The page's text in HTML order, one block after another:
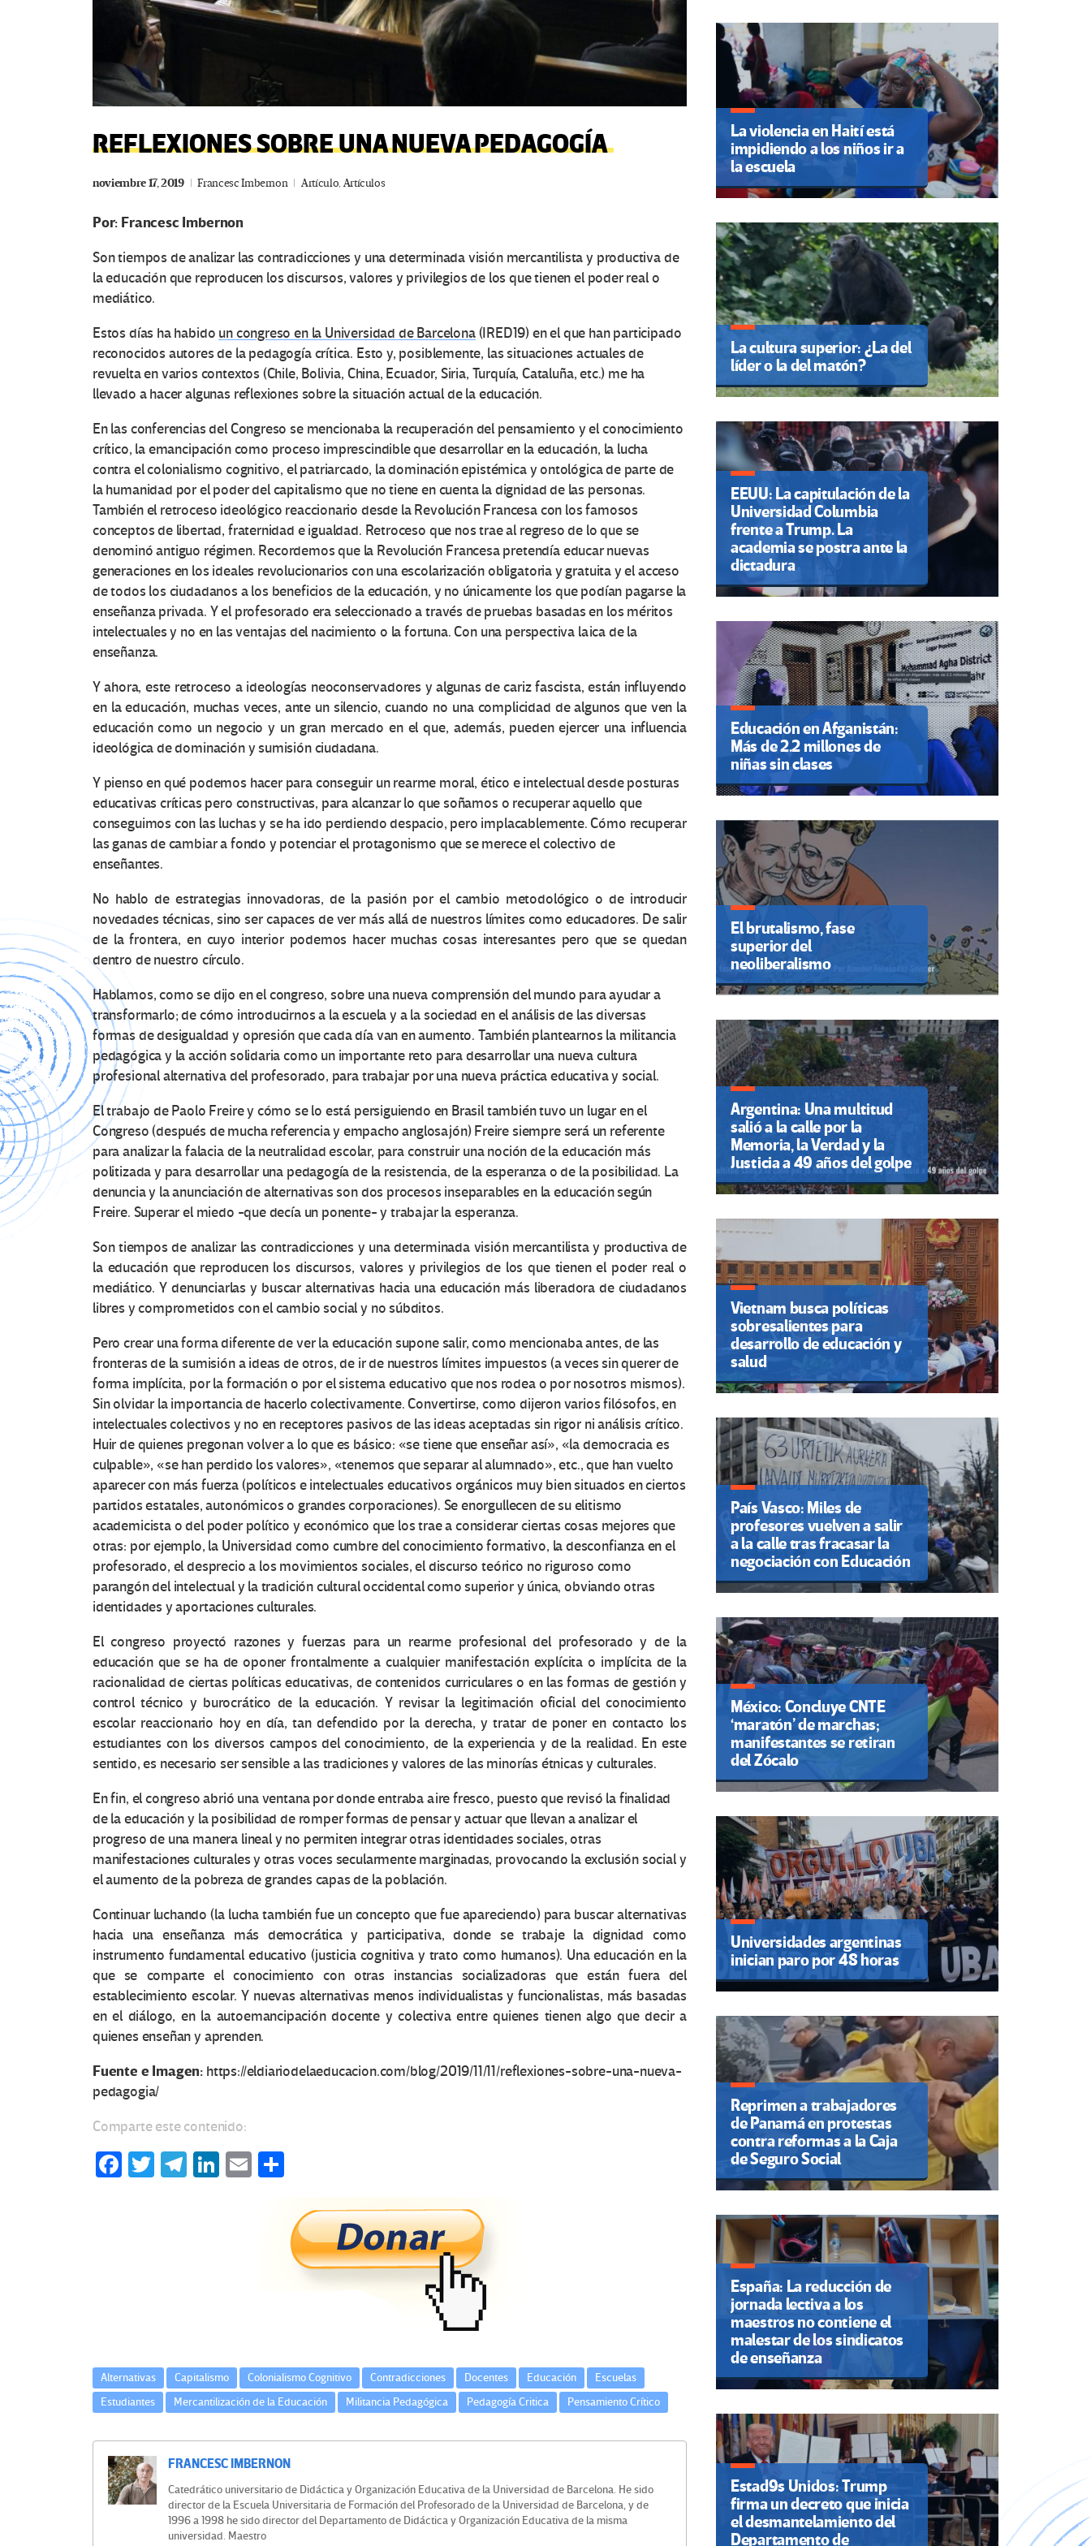
REFLEXIONES SOBRE UNA NUEVA PEDAGOGÍA
noviembre 17, 2019 Francesc Imbernon Artículo,Artículos
Por: Francesc Imbernon
Son tiempos de analizar las contradicciones y una determinada visión mercantilista y productiva de
la educación que reproducen los discursos, valores y privilegios de los que tienen el poder real o
mediático.
Estos días ha habido un congreso en la Universidad de Barcelona(IRED19) en el que han participado
reconocidos autores de la pedagogía crítica. Esto y, posiblemente, las situaciones actuales de
revuelta en varios contextos (Chile, Bolivia, China, Ecuador, Siria, Turquía, Cataluña, etc.) me ha
llevado a hacer algunas reflexiones sobre la situación actual de la educación.
En las conferencias del Congreso se mencionaba la recuperación del pensamiento y el conocimiento
crítico, la emancipación como proceso imprescindible que desarrollar en la educación, la lucha
contra el colonialismo cognitivo, el patriarcado, la dominación epistémica y ontológica de parte de
la humanidad por el poder del capitalismo que no tiene en cuenta la dignidad de las personas.
También el retroceso ideológico reaccionario desde la Revolución Francesa con los famosos
conceptos de libertad, fraternidad e igualdad. Retroceso que nos trae al regreso de lo que se
denominó antiguo régimen. Recordemos que la Revolución Francesa pretendía educar nuevas
generaciones en los ideales revolucionarios con una escolarización obligatoria y gratuita y el acceso
de todos los ciudadanos a los beneficios de la educación, y no únicamente los que podían pagarse la
enseñanza privada. Y el profesorado era seleccionado a través de pruebas basadas en los méritos
intelectuales y no en las ventajas del nacimiento o la fortuna. Con una perspectiva laica de la
enseñanza.
Y ahora, este retroceso a ideologías neoconservadores y algunas de cariz fascista, están influyendo
en la educación, muchas veces, ante un silencio, cuando no una complicidad de algunos que ven la
educación como un negocio y un gran mercado en el que, además, pueden ejercer una influencia
ideológica de dominación y sumisión ciudadana.
Y pienso en qué podemos hacer para conseguir un rearme moral, ético e intelectual desde posturas
educativas críticas pero constructivas, para alcanzar lo que soñamos o recuperar aquello que
conseguimos con las luchas y se ha ido perdiendo despacio, pero implacablemente. Cómo recuperar
las ganas de cambiar a fondo y potenciar el protagonismo que se merece el colectivo de
enseñantes.
No hablo de estrategias innovadoras, de la pasión por el cambio metodológico o de introducir
novedades técnicas, sino ser capaces de ver más allá de nuestros límites como educadores. De salir
de la frontera, en cuyo interior podemos hacer muchas cosas interesantes pero que se quedan
dentro de nuestro círculo.
Hablamos, como se dijo en el congreso, sobre una nueva comprensión del mundo para ayudar a
transformarlo; de cómo introducirnos a la escuela y a la sociedad en el análisis de las diversas
formas de desigualdad y opresión que cada día van en aumento. También plantearnos la militancia
pedagógica y la acción solidaria como un importante reto para desarrollar una nueva cultura
profesional alternativa del profesorado, para trabajar por una nueva práctica educativa y social.
El trabajo de Paolo Freire y cómo se lo está persiguiendo en Brasil también tuvo un lugar en el
Congreso (después de mucha referencia y empacho anglosajón) Freire siempre será un referente
para analizar la falacia de la neutralidad escolar, para construir una noción de la educación más
politizada y para desarrollar una pedagogía de la resistencia, de la esperanza o de la posibilidad. La
denuncia y la anunciación de alternativas son dos procesos inseparables en la educación según
Freire. Superar el miedo -que decía un ponente- y trabajar la esperanza.
Son tiempos de analizar las contradicciones y una determinada visión mercantilista y productiva de
la educación que reproducen los discursos, valores y privilegios de los que tienen el poder real o
mediático. Y denunciarlas y buscar alternativas hacia una educación más liberadora de ciudadanos
libres y comprometidos con el cambio social y no súbditos.
Pero crear una forma diferente de ver la educación supone salir, como mencionaba antes, de las
fronteras de la sumisión a ideas de otros, de ir de nuestros límites impuestos (a veces sin querer de
forma implícita, por la formación o por el sistema educativo que nos rodea o por nosotros mismos).
Sin olvidar la importancia de hacerlo colectivamente. Convertirse, como dijeron varios filósofos, en
intelectuales colectivos y no en receptores pasivos de las ideas aceptadas sin rigor ni análisis crítico.
Huir de quienes pregonan volver a lo que es básico: «se tiene que enseñar así», «la democracia es
culpable», «se han perdido los valores», «tenemos que separar al alumnado», etc., que han vuelto
aparecer con más fuerza (políticos e intelectuales educativos orgánicos muy bien situados en ciertos
partidos estatales, autonómicos o grandes corporaciones). Se enorgullecen de su elitismo
academicista o del poder político y económico que los trae a considerar ciertas cosas mejores que
otras: por ejemplo, la Universidad como cumbre del conocimiento formativo, la desconfianza en el
profesorado, el desprecio a los movimientos sociales, el discurso teórico no riguroso como
parangón del intelectual y la tradición cultural occidental como superior y única, obviando otras
identidades y aportaciones culturales.
El congreso proyectó razones y fuerzas para un rearme profesional del profesorado y de la
educación que se ha de oponer frontalmente a cualquier manifestación explícita o implícita de la
racionalidad de ciertas políticas educativas, de contenidos curriculares o en las formas de gestión y
control técnico y burocrático de la educación. Y revisar la legitimación oficial del conocimiento
escolar reaccionario hoy en día, tan defendido por la derecha, y tratar de poner en contacto los
estudiantes con los diversos campos del conocimiento, de la experiencia y de la realidad. En este
sentido, es necesario ser sensible a las tradiciones y valores de las minorías étnicas y culturales.
En fin, el congreso abrió una ventana por donde entraba aire fresco, puesto que revisó la finalidad
de la educación y la posibilidad de romper formas de pensar y actuar que llevan a analizar el
progreso de una manera lineal y no permiten integrar otras identidades sociales, otras
manifestaciones culturales y otras voces secularmente marginadas, provocando la exclusión social y
el aumento de la pobreza de grandes capas de la población.
Continuar luchando (la lucha también fue un concepto que fue apareciendo) para buscar alternativas
hacia una enseñanza más democrática y participativa, donde se trabaje la dignidad como
instrumento fundamental educativo (justicia cognitiva y trato como humanos). Una educación en la
que se comparte el conocimiento con otras instancias socializadoras que están fuera del
establecimiento escolar. Y nuevas alternativas menos individualistas y funcionalistas, más basadas
en el diálogo, en la autoemancipación docente y colectiva entre quienes tienen algo que decir a
quienes enseñan y aprenden.
Fuente e Imagen: https://eldiariodelaeducacion.com/blog/2019/11/11/reflexiones-sobre-una-nueva-
pedagogia/
Comparte este contenido:
Fa T
Te Li
E
m
p
ar
Alternativas Capitalismo Colonialismo Cognitivo Contradicciones Docentes Educación
Escuelas
Estudiantes
Mercantilización de la Educación Militancia Pedagógica Pedagogía Critica Pensamiento Crítico
FRANCESC IMBERNON
Catedrático universitario de Didáctica y Organización Educativa de la Universidad de Barcelona. He sido
director de la Escuela Universitaria de Formación del Profesorado de la Universidad de Barcelona, y de
1996 a 1998 he sido director del Departamento de Didáctica y Organización Educativa de la misma
universidad. Maestro
La violencia en Haití está
impidiendo a los niños ir a
la escuela
La cultura superior: ¿La del
líder o la del matón?
EEUU: La capitulación de la
Universidad Columbia
frente a Trump. La
academia se postra ante la
dictadura
Educación en Afganistán:
Más de 2.2 millones de
niñas sin clases
El brutalismo, fase
superior del
neoliberalismo
Argentina: Una multitud
salió a la calle por la
Memoria, la Verdad y la
Justicia a 49 años del golpe
Vietnam busca políticas
sobresalientes para
desarrollo de educación y
salud
País Vasco: Miles de
profesores vuelven a salir
a la calle tras fracasar la
negociación con Educación
México: Concluye CNTE
‘maratón’ de marchas;
manifestantes se retiran
del Zócalo
Universidades argentinas
inician paro por 48 horas
Reprimen a trabajadores
de Panamá en protestas
contra reformas a la Caja
de Seguro Social
España: La reducción de
jornada lectiva a los
maestros no contiene el
malestar de los sindicatos
de enseñanza
Estad9s Unidos: Trump
firma un decreto que inicia
el desmantelamiento del
Departamento de